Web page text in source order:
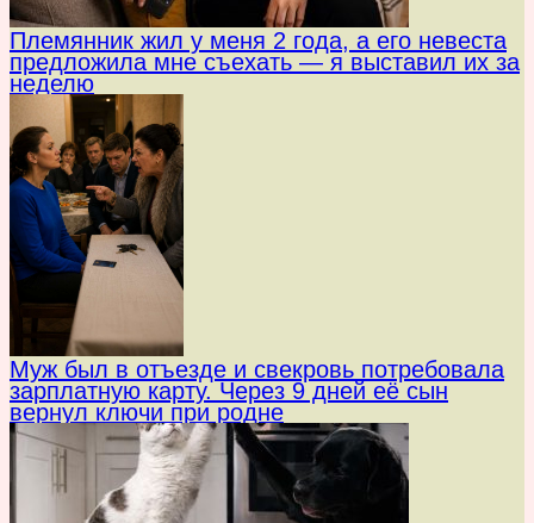
Племянник жил у меня 2 года, а его невеста
предложила мне съехать — я выставил их за
неделю
Муж был в отъезде и свекровь потребовала
зарплатную карту. Через 9 дней её сын
вернул ключи при родне